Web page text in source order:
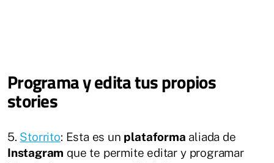
Programa y edita tus propios
stories
5. Storrito: Esta es un plataforma aliada de
Instagram que te permite editar y programar